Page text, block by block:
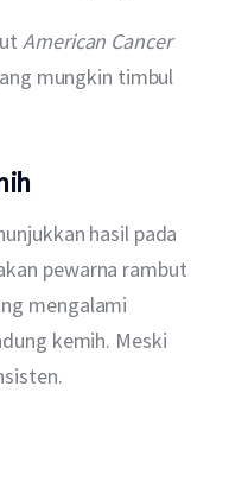
American Cancer
mungkin timbul
hasil pada
pewarna rambut
mengalami
kemih. Meski